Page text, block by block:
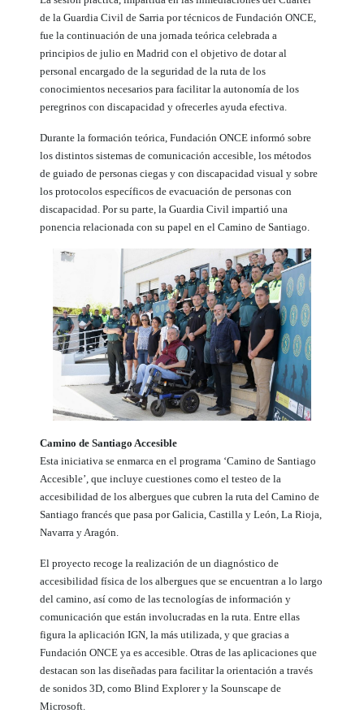
de la Guardia Civil de Sarria por técnicos de Fundación ONCE,
fue la continuación de una jornada teórica celebrada a
principios de julio en Madrid con el objetivo de dotar al
personal encargado de la seguridad de la ruta de los
conocimientos necesarios para facilitar la autonomía de los
peregrinos con discapacidad y ofrecerles ayuda efectiva.
Durante la formación teórica, Fundación ONCE informó sobre
los distintos sistemas de comunicación accesible, los métodos
de guiado de personas ciegas y con discapacidad visual y sobre
los protocolos específicos de evacuación de personas con
discapacidad. Por su parte, la Guardia Civil impartió una
ponencia relacionada con su papel en el Camino de Santiago.
Camino de Santiago Accesible
Esta iniciativa se enmarca en el programa ‘Camino de Santiago
Accesible’, que incluye cuestiones como el testeo de la
accesibilidad de los albergues que cubren la ruta del Camino de
Santiago francés que pasa por Galicia, Castilla y León, La Rioja,
Navarra y Aragón.
El proyecto recoge la realización de un diagnóstico de
accesibilidad física de los albergues que se encuentran a lo largo
del camino, así como de las tecnologías de información y
comunicación que están involucradas en la ruta. Entre ellas
figura la aplicación IGN, la más utilizada, y que gracias a
Fundación ONCE ya es accesible. Otras de las aplicaciones que
destacan son las diseñadas para facilitar la orientación a través
de sonidos 3D, como Blind Explorer y la Sounscape de
Microsoft.